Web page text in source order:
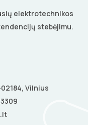
elektrotechnikos
stebėjimu.
Vilnius